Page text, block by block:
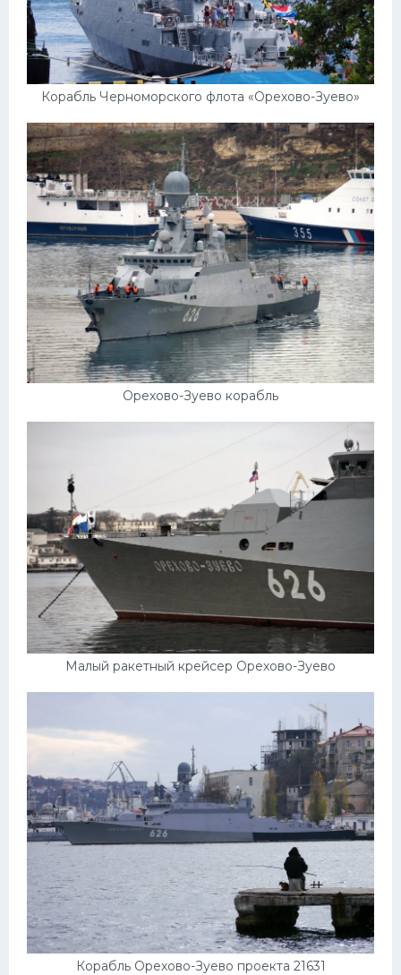
Корабль Черноморского флота «Орехово-Зуево»
Орехово-Зуево корабль
Малый ракетный крейсер Орехово-Зуево
Корабль Орехово-Зуево проекта 21631